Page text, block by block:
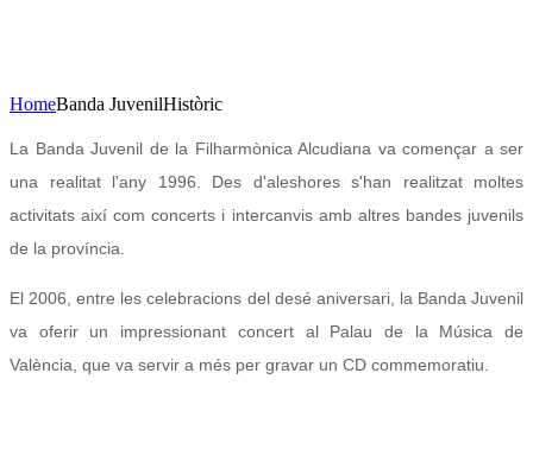
HomeBanda JuvenilHistòric
La Banda Juvenil de la Filharmònica Alcudiana va començar a ser
una realitat l'any 1996. Des d'aleshores s'han realitzat moltes
activitats així com concerts i intercanvis amb altres bandes juvenils
de la província.
El 2006, entre les celebracions del desé aniversari, la Banda Juvenil
va oferir un impressionant concert al Palau de la Música de
València, que va servir a més per gravar un CD commemoratiu.